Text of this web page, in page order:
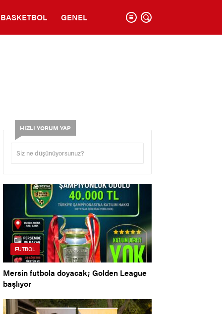
BASKETBOL GENEL
HIZLI YORUM YAP
FUTBOL
Mersin futbola doyacak; Golden League
başlıyor